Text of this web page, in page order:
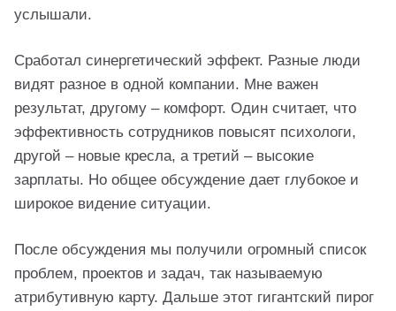
услышали.
Сработал синергетический эффект. Разные люди
видят разное в одной компании. Мне важен
результат, другому – комфорт. Один считает, что
эффективность сотрудников повысят психологи,
другой – новые кресла, а третий – высокие
зарплаты. Но общее обсуждение дает глубокое и
широкое видение ситуации.
После обсуждения мы получили огромный список
проблем, проектов и задач, так называемую
атрибутивную карту. Дальше этот гигантский пирог